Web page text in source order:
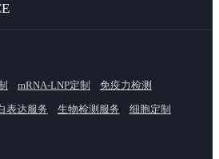
mRNA-LNP定制
免疫力检测
表达服务 生物检测服务 细胞定制